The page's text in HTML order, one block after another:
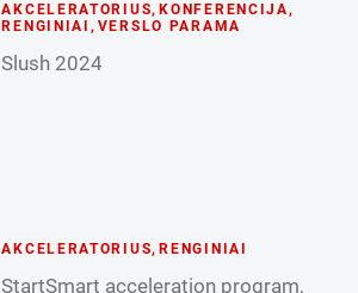
AKCELERATORIUS, KONFERENCIJA,
RENGINIAI , VERSLO PARAMA
Slush 2024
AKCELERATORIUS, RENGINIAI
StartSmart acceleration program,